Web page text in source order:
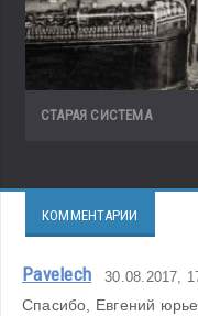
СТАРАЯ СИСТЕМА
КОММЕНТАРИИ
Pavelech 30.08.2017,
Спасибо, Евгений